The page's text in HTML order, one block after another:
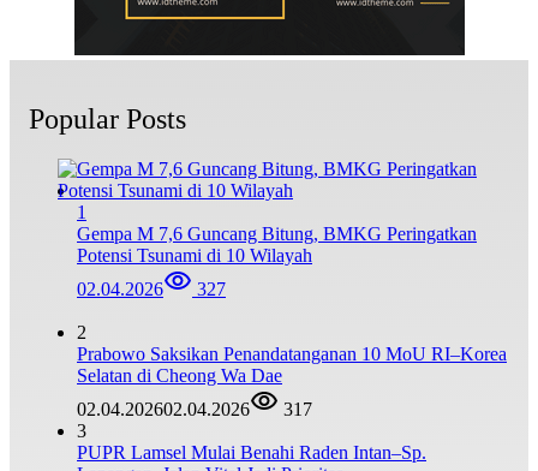
Popular Posts
1
Gempa M 7,6 Guncang Bitung, BMKG Peringatkan
Potensi Tsunami di 10 Wilayah
02.04.2026
327
2
Prabowo Saksikan Penandatanganan 10 MoU RI–Korea
Selatan di Cheong Wa Dae
02.04.202602.04.2026
317
3
‎PUPR Lamsel Mulai Benahi Raden Intan–Sp.